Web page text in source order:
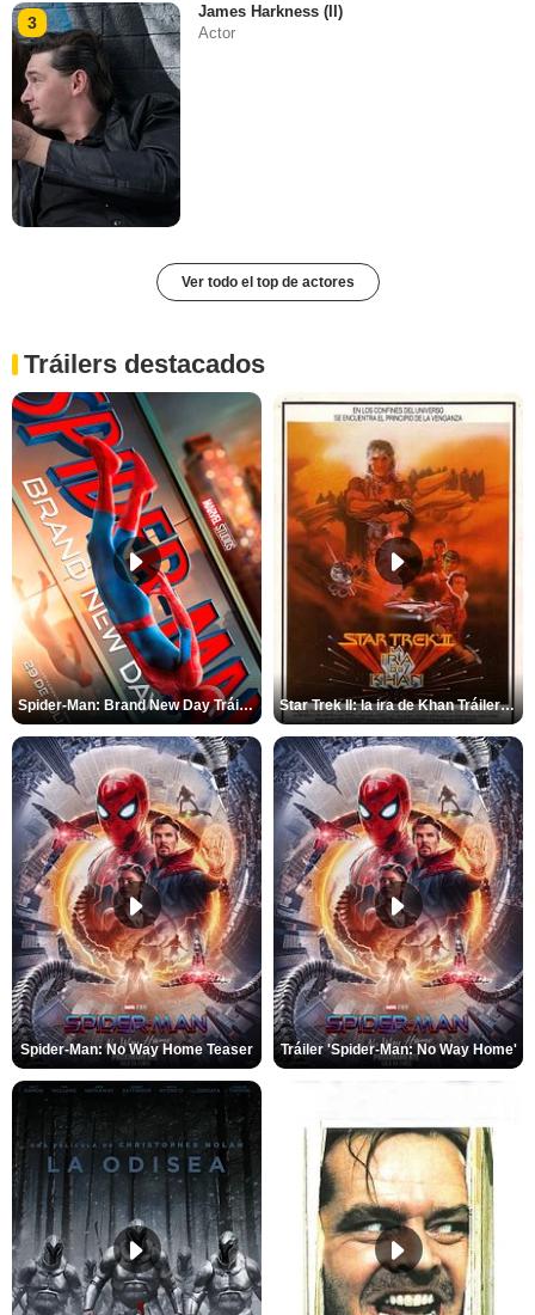
3
James Harkness (II)
Actor
Ver todo el top de actores
Tráilers destacados
Spider-Man: Brand New Day Tráiler (3) Star Trek II: la ira de Khan Tráiler VO
Spider-Man: No Way Home Teaser Tráiler 'Spider-Man: No Way Home'